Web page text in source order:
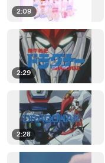
2:09
2:29
2:28